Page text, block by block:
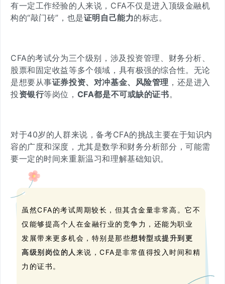
有一定工作经验的人来说，CFA不仅是进入顶级金融机
构的“敲门砖”，也是证明自己能力的标志。
CFA的考试分为三个级别， 涉及投资管理、财务分析、
股票和固定收益等多个领域 ，具有极强的综合性。无论
是想要从事证券投资、对冲基金、风险管理 ，还是进入
投资银行等岗位， CFA都是不可或缺的证书。
对于40岁的人群来说，备考CFA的挑战主要在于知识内
容的广度和深度 ，尤其是数学和财务分析部分，可能需
要一定的时间来重新温习和理解基础知识。
虽然CFA的考试周期较长，但其含金量非常高。它不
仅能够提高个人在金融行业的竞争力，还能为职业
发展带来更多机会，特别是那些想转型或提升到更
高级别岗位的人 来说，CFA是非常值得投入时间和精
力的证书。